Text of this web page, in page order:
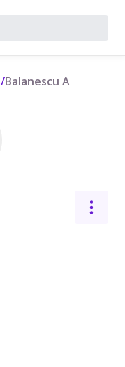
/Balanescu A